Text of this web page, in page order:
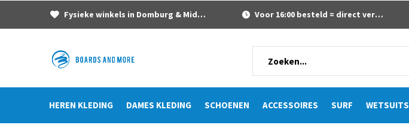
HEREN KLEDING DAMES KLEDING SCHOENEN ACCESSOIRES SURF WETSUITS
Fysieke winkels in Domburg & Middelburg Voor 16:00 besteld = direct verzonden